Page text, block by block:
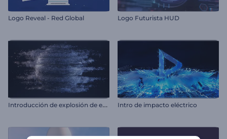
Logo Reveal - Red Global Logo Futurista HUD
I
ntroducción de explosión de esfera metálica Intro de impacto eléctrico